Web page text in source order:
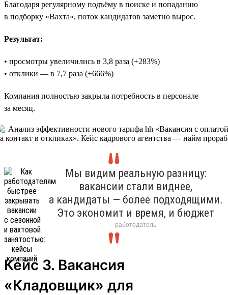
Благодаря регулярному подъёму в поиске и попаданию
в подборку «Вахта», поток кандидатов заметно вырос.
Результат:
• просмотры увеличились в 3,8 раза (+283%)
• отклики — в 7,7 раза (+666%)
Компания полностью закрыла потребность в персонале
за месяц.
Мы видим реальную разницу:
вакансии стали виднее,
а кандидаты — более подходящими.
Это экономит и время, и бюджет
работодатель
Кейс 3. Вакансия
«Кладовщик» для